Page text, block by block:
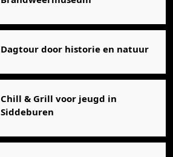
Dagtour door historie en natuur
Chill & Grill voor jeugd in
Siddeburen